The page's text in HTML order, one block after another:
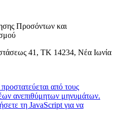
Προσόντων και
41, ΤΚ 14234, Νέα Ιωνία
από τους
ανεπιθύμητων μηνυμάτων.
τη JavaScript για να